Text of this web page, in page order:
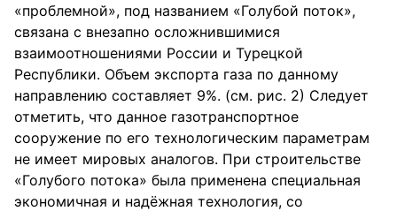
«проблемной», под названием «Голубой поток»,
связана с внезапно осложнившимися
взаимоотношениями России и Турецкой
Республики. Объем экспорта газа по данному
направлению составляет 9%. (см. рис. 2) Следует
отметить, что данное газотранспортное
сооружение по его технологическим параметрам
не имеет мировых аналогов. При строительстве
«Голубого потока» была применена специальная
экономичная и надёжная технология, со